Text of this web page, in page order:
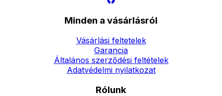
Minden a vásárlásról
Vásárlási feltetelek
Garancia
Általános szerződési feltételek
Adatvédelmi nyilatkozat
Rólunk